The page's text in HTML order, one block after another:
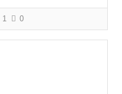
1 0